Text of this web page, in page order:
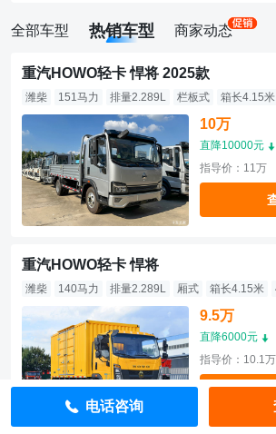
全部车型 热销车型 商家动态
重汽HOWO轻卡 悍将 2025款
潍柴 151马力 排量2.289L 栏板式 箱长4.15米
10万
直降10000元
指导价：11万
重汽HOWO轻卡 悍将
潍柴 140马力 排量2.289L 厢式 箱长4.15米
9.5万
直降6000元
指导价：10.1万
电话咨询